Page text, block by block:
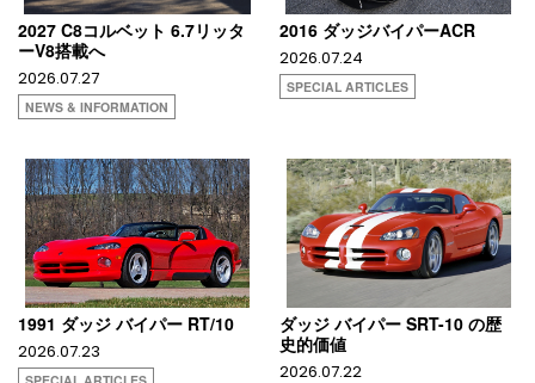
2027 C8コルベット 6.7リッタ
ーV8搭載へ
2026.07.27
NEWS & INFORMATION
2016 ダッジバイパーACR
2026.07.24
SPECIAL ARTICLES
1991 ダッジ バイパー RT/10
2026.07.23
ダッジ バイパー SRT-10 の歴
史的価値
2026.07.22